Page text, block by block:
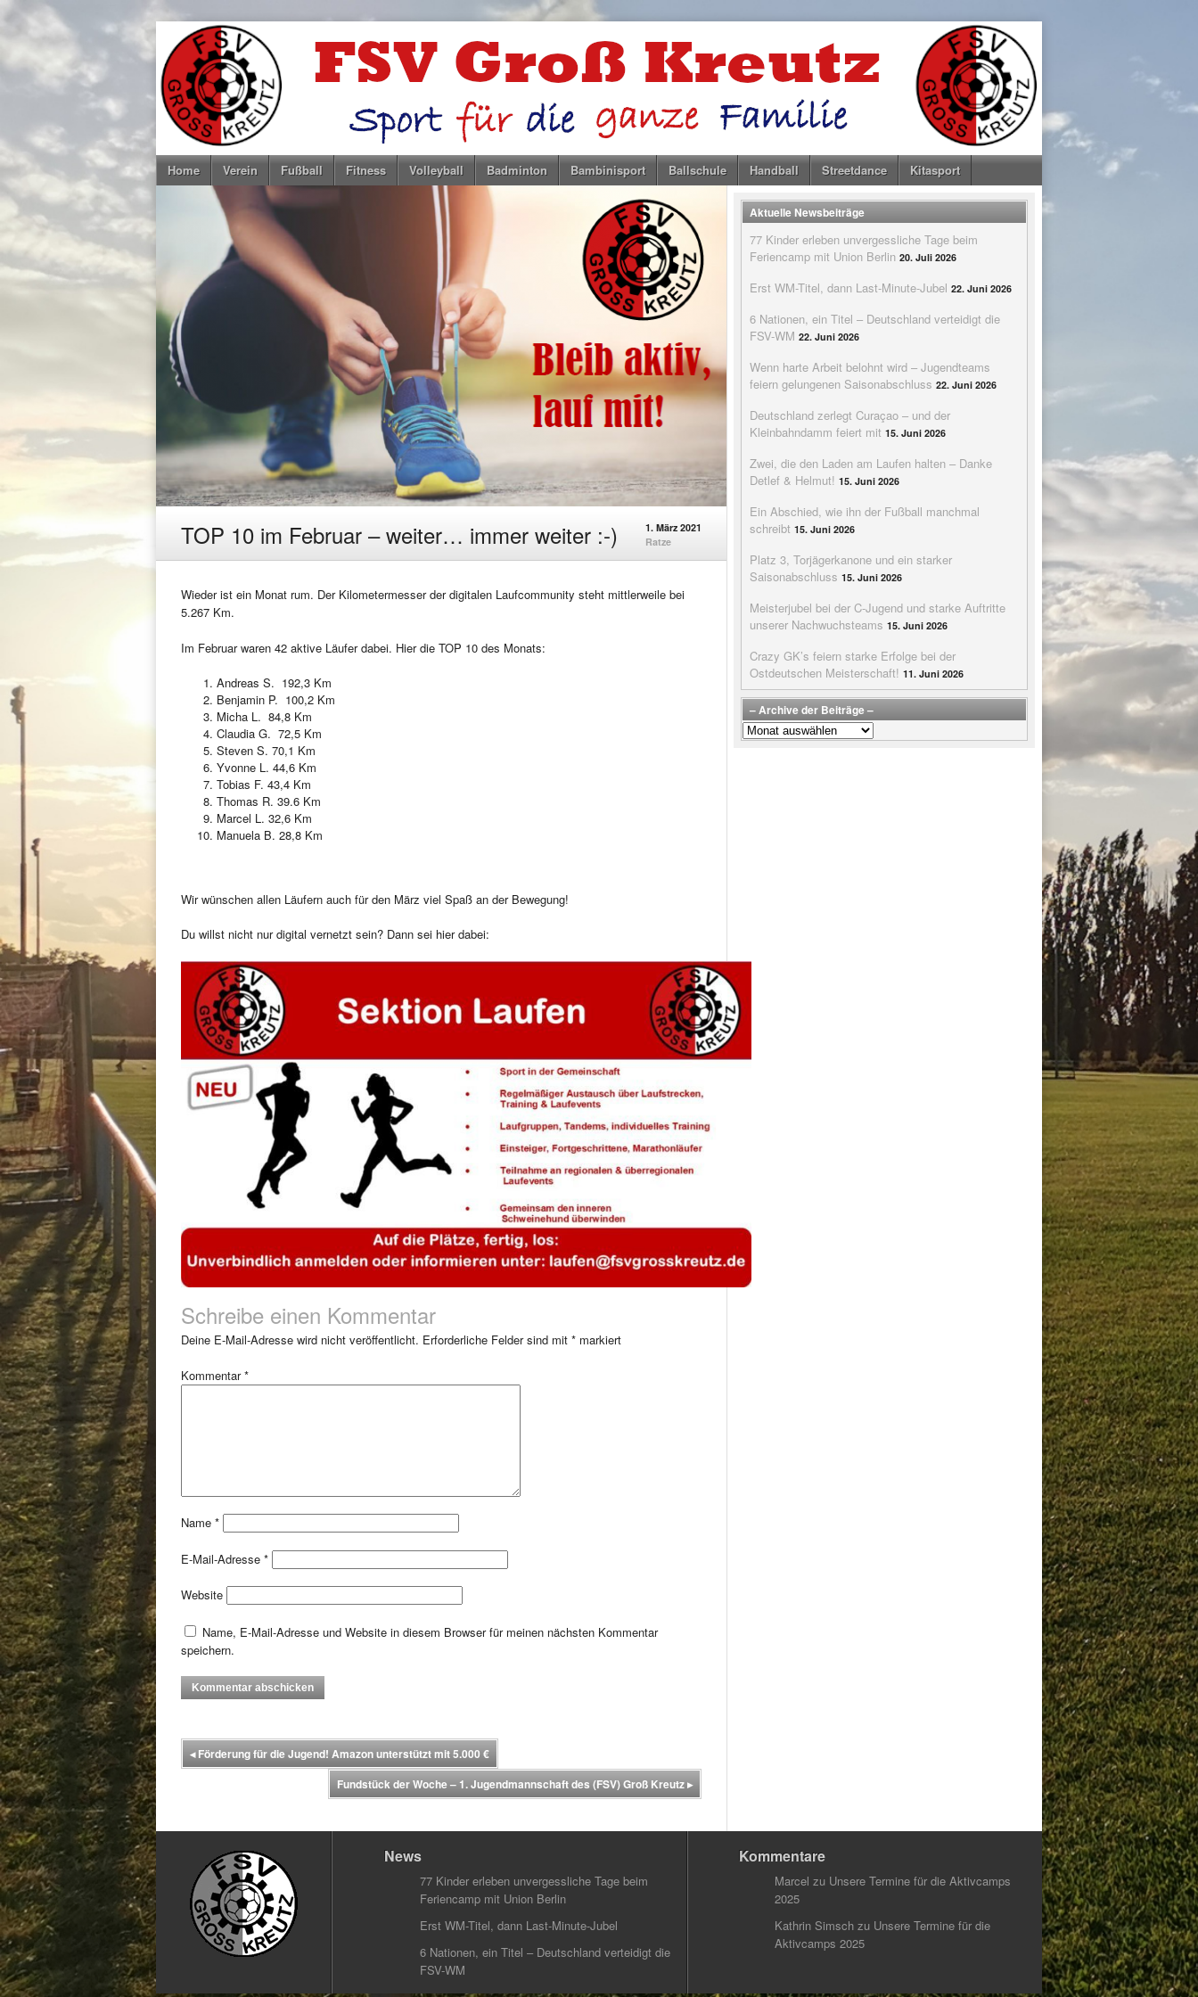
Home Verein Fußball Fitness Volleyball Badminton Bambinisport Ballschule Handball Streetdance Kitasport
TOP 10 im Februar – weiter… immer weiter :-)
1. März 2021
Ratze
Wieder ist ein Monat rum. Der Kilometermesser der digitalen Laufcommunity steht mittlerweile bei
5.267 Km.
Im Februar waren 42 aktive Läufer dabei. Hier die TOP 10 des Monats:
Andreas S. 192,3 Km
Benjamin P. 100,2 Km
Micha L. 84,8 Km
Claudia G. 72,5 Km
Steven S. 70,1 Km
Yvonne L. 44,6 Km
Tobias F. 43,4 Km
Thomas R. 39.6 Km
Marcel L. 32,6 Km
Manuela B. 28,8 Km
Wir wünschen allen Läufern auch für den März viel Spaß an der Bewegung!
Du willst nicht nur digital vernetzt sein? Dann sei hier dabei:
Schreibe einen Kommentar
Deine E-Mail-Adresse wird nicht veröffentlicht. Erforderliche Felder sind mit * markiert
Kommentar*
Name *
E-Mail-Adresse *
Website
Name, E-Mail-Adresse und Website in diesem Browser für meinen nächsten Kommentar
speichern.
◂Förderung für die Jugend! Amazon unterstützt mit 5.000 €
Fundstück der Woche – 1. Jugendmannschaft des (FSV) Groß Kreutz▸
Aktuelle Newsbeiträge
77 Kinder erleben unvergessliche Tage beim
Feriencamp mit Union Berlin 20. Juli 2026
Erst WM-Titel, dann Last-Minute-Jubel 22. Juni 2026
6 Nationen, ein Titel – Deutschland verteidigt die
FSV-WM 22. Juni 2026
Wenn harte Arbeit belohnt wird – Jugendteams
feiern gelungenen Saisonabschluss 22. Juni 2026
Deutschland zerlegt Curaçao – und der
Kleinbahndamm feiert mit 15. Juni 2026
Zwei, die den Laden am Laufen halten – Danke
Detlef & Helmut! 15. Juni 2026
Ein Abschied, wie ihn der Fußball manchmal
schreibt 15. Juni 2026
Platz 3, Torjägerkanone und ein starker
Saisonabschluss 15. Juni 2026
Meisterjubel bei der C-Jugend und starke Auftritte
unserer Nachwuchsteams 15. Juni 2026
Crazy GK’s feiern starke Erfolge bei der
Ostdeutschen Meisterschaft! 11. Juni 2026
– Archive der Beiträge –
–
Archive
News
77 Kinder erleben unvergessliche Tage beim
Feriencamp mit Union Berlin
Erst WM-Titel, dann Last-Minute-Jubel
6 Nationen, ein Titel – Deutschland verteidigt die
FSV-WM
Kommentare
Marcel zu Unsere Termine für die Aktivcamps
2025
Kathrin Simsch zu Unsere Termine für die
Aktivcamps 2025